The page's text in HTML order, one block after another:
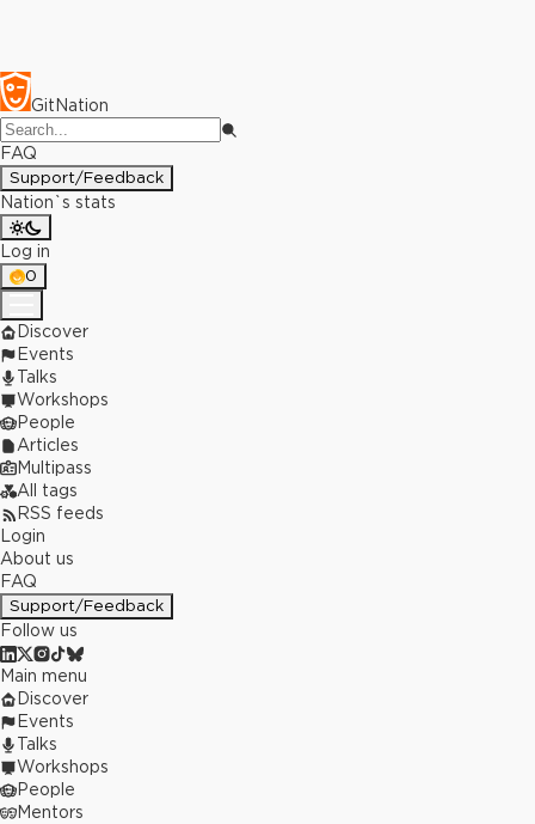
GitNation
FAQ
Support/Feedback
Nation`s stats
Log in
0
Discover
Events
Talks
Workshops
People
Articles
Multipass
All tags
RSS feeds
Login
About us
FAQ
Support/Feedback
Follow us
Main menu
Discover
Events
Talks
Workshops
People
Mentors